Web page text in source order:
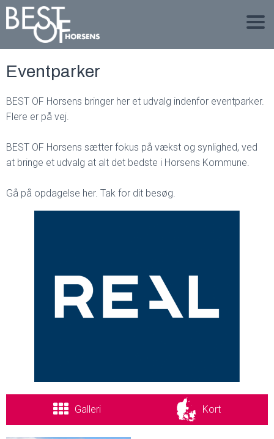
Eventparker
BEST OF Horsens bringer her et udvalg indenfor eventparker.
Flere er på vej.
BEST OF Horsens sætter fokus på vækst og synlighed, ved
at bringe et udvalg at alt det bedste i Horsens Kommune.
Gå på opdagelse her. Tak for dit besøg.
Galleri Kort